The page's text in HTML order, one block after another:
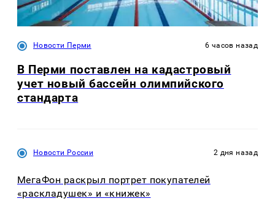
Новости Перми 6 часов назад
В Перми поставлен на кадастровый
учет новый бассейн олимпийского
стандарта
Новости России 2 дня назад
МегаФон раскрыл портрет покупателей
«раскладушек» и «книжек»